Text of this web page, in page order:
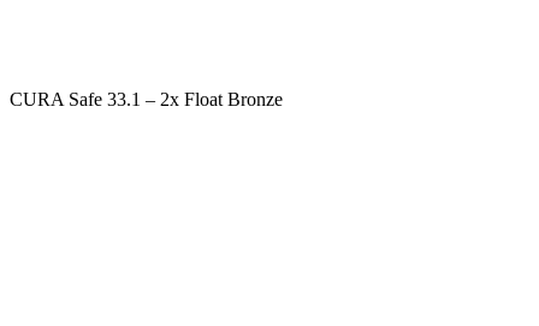
CURA Safe 33.1 – 2x Float Bronze